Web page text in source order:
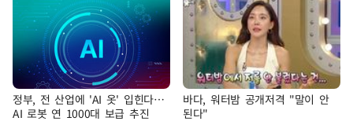
정부, 전 산업에 'AI 옷' 입힌다…
AI 로봇 연 1000대 보급 추진
바다, 워터밤 공개저격 "말이 안
된다"